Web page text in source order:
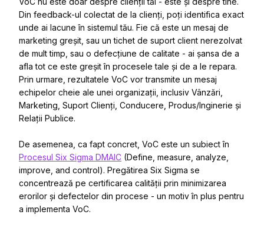
Din feedback-ul colectat de la clienți, poți identifica exact
unde ai lacune în sistemul tău. Fie că este un mesaj de
marketing greșit, sau un tichet de suport client nerezolvat
de mult timp, sau o defecțiune de calitate - ai șansa de a
afla tot ce este greșit în procesele tale și de a le repara.
Prin urmare, rezultatele VoC vor transmite un mesaj
echipelor cheie ale unei organizații, inclusiv Vânzări,
Marketing, Suport Clienți, Conducere, Produs/Inginerie și
Relații Publice.
De asemenea, ca fapt concret, VoC este un subiect în
Procesul Six Sigma DMAIC (Define, measure, analyze,
improve, and control). Pregătirea Six Sigma se
concentrează pe certificarea calității prin minimizarea
erorilor și defectelor din procese - un motiv în plus pentru
a implementa VoC.